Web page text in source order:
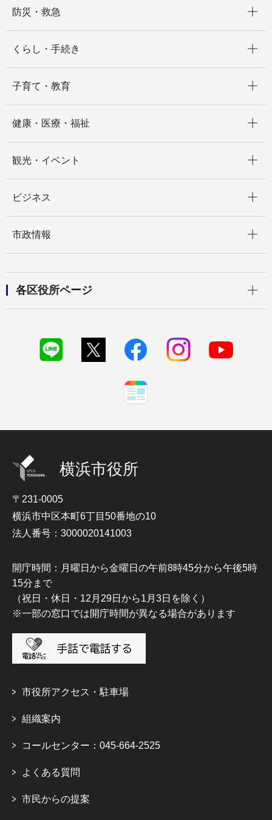
防災・救急
くらし・手続き
子育て・教育
健康・医療・福祉
観光・イベント
ビジネス
市政情報
各区役所ページ
横浜市役所
〒231-0005
横浜市中区本町6丁目50番地の10
法人番号：3000020141003
開庁時間：月曜日から金曜日の午前8時45分から午後5時
15分まで
（祝日・休日・12月29日から1月3日を除く）
※一部の窓口では開庁時間が異なる場合があります
市役所アクセス・駐車場
組織案内
コールセンター：045-664-2525
よくある質問
市民からの提案